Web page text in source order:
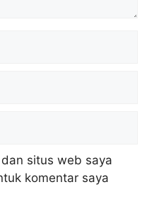
situs web saya
komentar saya